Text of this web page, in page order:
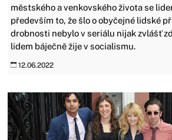
městského a venkovského života se
především to, že šlo o obyčejné lidské
drobnosti nebylo v seriálu nijak zvlášť
lidem báječně žije v socialismu.
12.06.2022